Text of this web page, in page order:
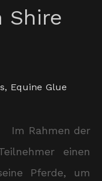
Shire
, Equine Glue
Im Rahmen der
einen
Pferde, um